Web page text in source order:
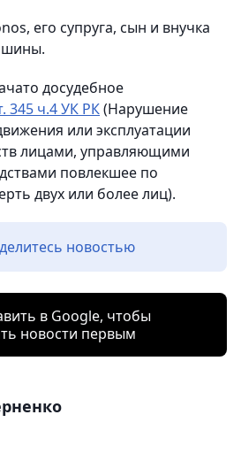
его супруга, сын и внучка
досудебное
345 ч.4 УК РК(Нарушение
или эксплуатации
лицами, управляющими
повлекшее по
двух или более лиц).
новостью
в Google, чтобы
новости первым